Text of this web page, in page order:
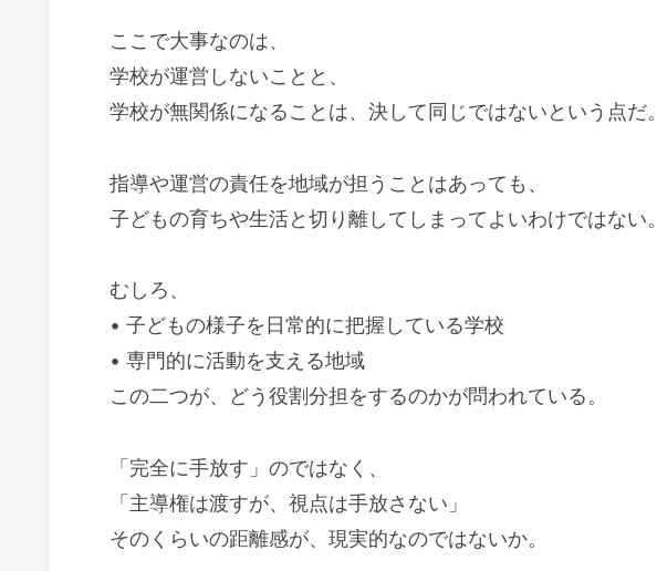
ここで大事なのは、
学校が運営しないことと、
学校が無関係になることは、決して同じではないという点だ。
指導や運営の責任を地域が担うことはあっても、
子どもの育ちや生活と切り離してしまってよいわけではない。
むしろ、
• 子どもの様子を日常的に把握している学校
• 専門的に活動を支える地域
この二つが、どう役割分担をするのかが問われている。
「完全に手放す」のではなく、
「主導権は渡すが、視点は手放さない」
そのくらいの距離感が、現実的なのではないか。